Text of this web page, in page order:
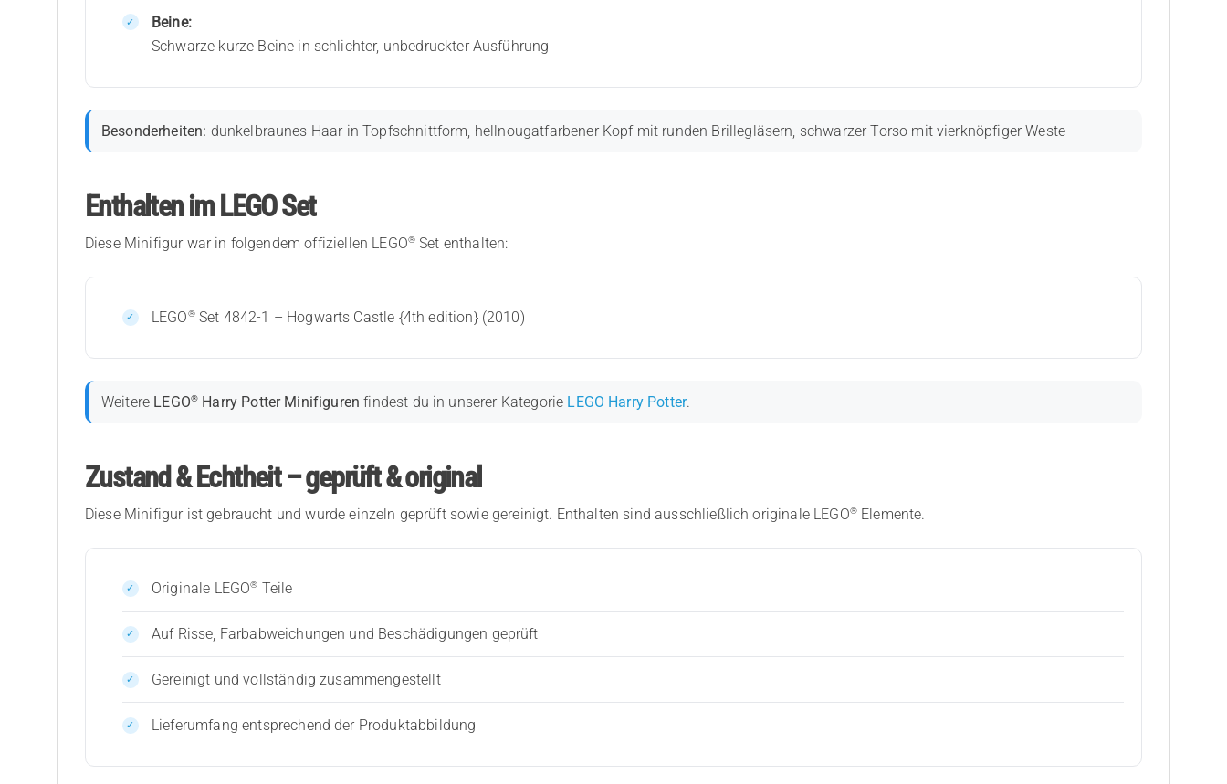
Beine:
Schwarze kurze Beine in schlichter, unbedruckter Ausführung
Besonderheiten: dunkelbraunes Haar in Topfschnittform, hellnougatfarbener Kopf mit runden Brillegläsern, schwarzer Torso mit vierknöpfiger Weste
Enthalten im LEGO Set
Diese Minifigur war in folgendem offiziellen LEGO® Set enthalten:
LEGO®Set 4842-1 – Hogwarts Castle {4th edition} (2010)
Weitere LEGO® Harry Potter Minifiguren findest du in unserer Kategorie LEGO Harry Potter.
Zustand & Echtheit – geprüft & original
Diese Minifigur ist gebraucht und wurde einzeln geprüft sowie gereinigt. Enthalten sind ausschließlich originale LEGO®Elemente.
Originale LEGO® Teile
Auf Risse, Farbabweichungen und Beschädigungen geprüft
Gereinigt und vollständig zusammengestellt
Lieferumfang entsprechend der Produktabbildung